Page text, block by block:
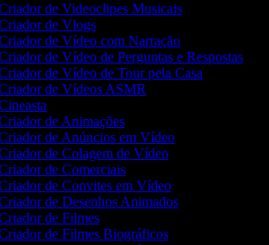
de Videoclipes Musicais
de Vlogs
de Vídeo com Narração
de Vídeo de Perguntas e Respostas
de Vídeo de Tour pela Casa
de Vídeos ASMR
de Animações
de Anúncios em Vídeo
de Colagem de Vídeo
de Comerciais
de Convites em Vídeo
de Desenhos Animados
de Filmes
de Filmes Biográficos